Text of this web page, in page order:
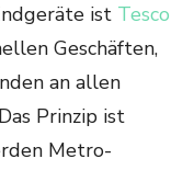
ist Tesco
Geschäften,
an allen
Prinzip ist
Metro-